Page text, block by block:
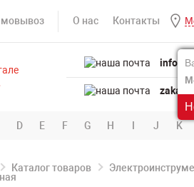
О нас Контакты
D E F G H I J K
Каталог товаров